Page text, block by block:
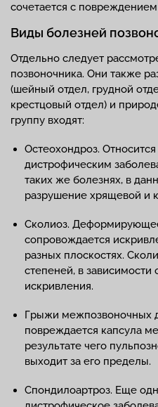
сочетается с
Виды болезней
Отдельно следует
позвоночника. Они также
(шейный отдел, грудной
крестцовый отдел) и
группу входят:
Остеохондроз.
дистрофическим
таких же болезнях, в
разрушение хрящевой и
Сколиоз.
сопровождается
разных плоскостях.
степеней, в зависимости
искривления.
Грыжи межпозвоночных
повреждается капсула
результате чего
выходит за его пределы.
Спондилоартроз. Еще